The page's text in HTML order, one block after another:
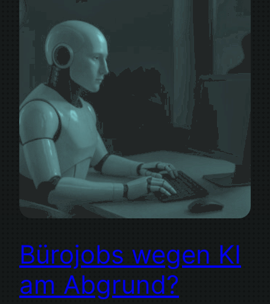
Bürojobs wegen KI
am Abgrund?